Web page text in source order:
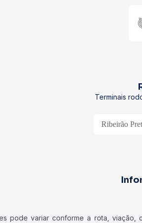
Terminais
Ribeirão
pode variar conforme a rota,